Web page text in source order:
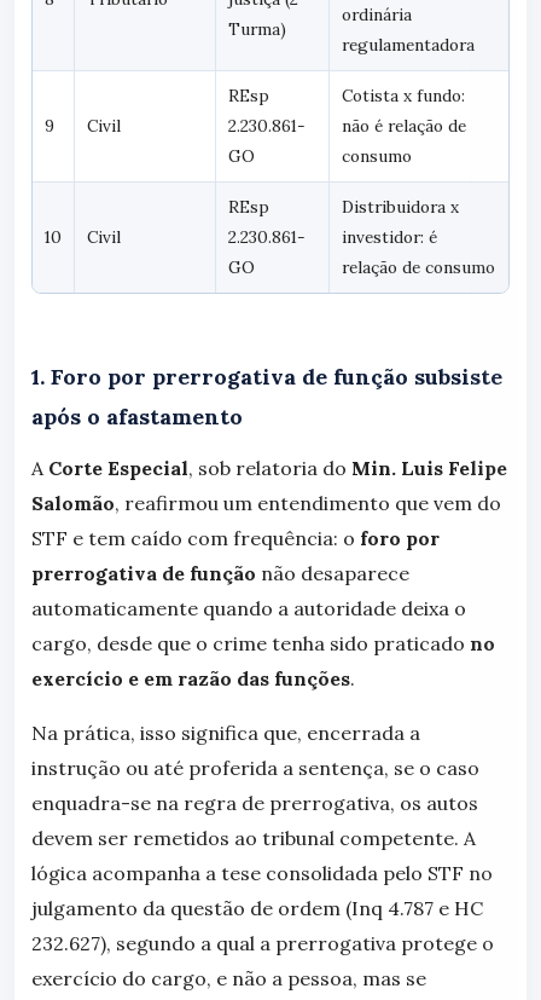
Turma)
ordinária
regulamentadora
9 Civil
REsp
2.230.861-
GO
Cotista x fundo:
não é relação de
consumo
10 Civil
REsp
2.230.861-
GO
Distribuidora x
investidor: é
relação de consumo
1. Foro por prerrogativa de função subsiste
após o afastamento
A Corte Especial, sob relatoria do Min. Luis Felipe
Salomão, reafirmou um entendimento que vem do
STF e tem caído com frequência: o foro por
prerrogativa de função não desaparece
automaticamente quando a autoridade deixa o
cargo, desde que o crime tenha sido praticado no
exercício e em razão das funções.
Na prática, isso significa que, encerrada a
instrução ou até proferida a sentença, se o caso
enquadra-se na regra de prerrogativa, os autos
devem ser remetidos ao tribunal competente. A
lógica acompanha a tese consolidada pelo STF no
julgamento da questão de ordem (Inq 4.787 e HC
232.627), segundo a qual a prerrogativa protege o
exercício do cargo, e não a pessoa, mas se